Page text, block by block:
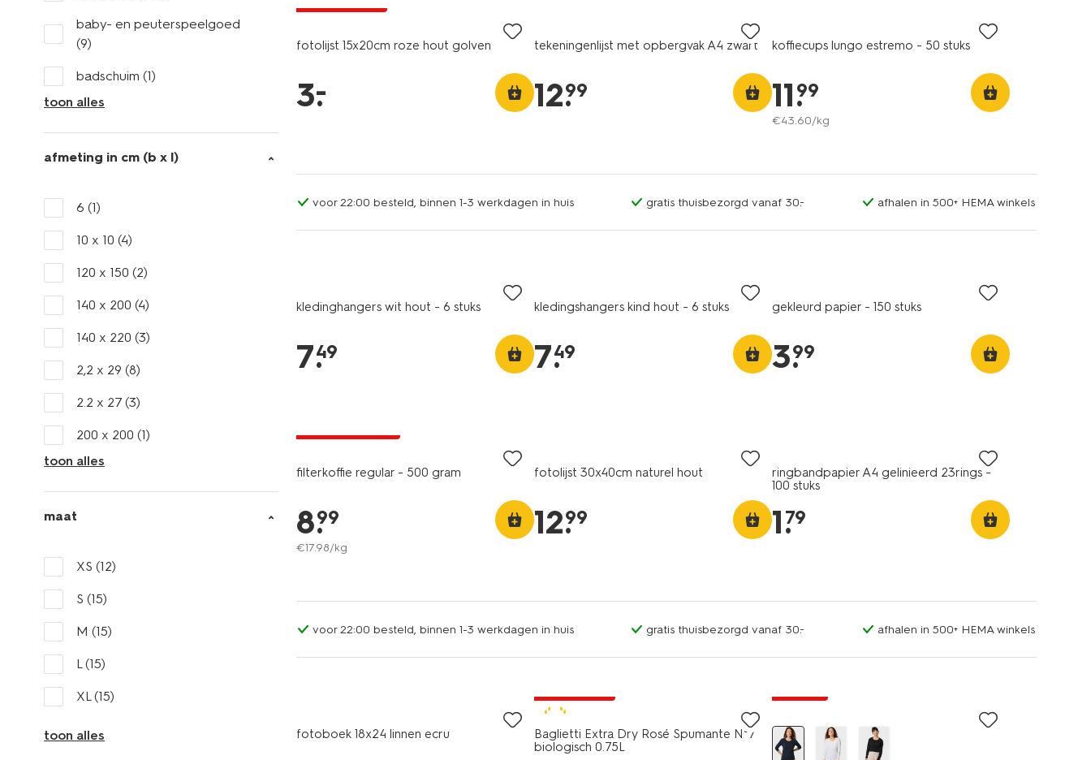
baby- en peuterspeelgoed
(9)
badschuim (1)
toon alles
afmeting in cm (b x l)
6 (1)
10 x 10 (4)
120 x 150 (2)
140 x 200 (4)
140 x 220 (3)
2,2 x 29 (8)
2.2 x 27 (3)
200 x 200 (1)
toon alles
maat
XS (12)
S (15)
M (15)
L(15)
XL(15)
toon alles
fotolijst 15x20cm roze hout golven
3.
–
tekeningenlijst met opbergvak A4 zwart
12.
99
koffiecups lungo estremo - 50 stuks
11.
99
€43.60/kg
voor 22:00 besteld, binnen 1-3 werkdagen in huis gratis thuisbezorgd vanaf 30.- afhalen in 500+ HEMA winkels
kledinghangers wit hout - 6 stuks
7.
49
kledingshangers kind hout - 6 stuks
7.
49
gekleurd papier - 150 stuks
3.
99
filterkoffie regular - 500 gram
8.
99
€17.98/kg
fotolijst 30x40cm naturel hout
12.
99
ringbandpapier A4 gelinieerd 23rings -
100 stuks
1.
79
voor 22:00 besteld, binnen 1-3 werkdagen in huis gratis thuisbezorgd vanaf 30.- afhalen in 500+ HEMA winkels
fotoboek 18x24 linnen ecru
Baglietti Extra Dry Rosé Spumante N°7
biologisch 0.75L